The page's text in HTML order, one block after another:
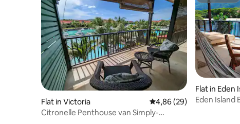
Flat in Victoria Gemiddelde beoordeling
4,86 (29)
Citronelle Penthouse van Simply-
Flat in Eden
Eden Island